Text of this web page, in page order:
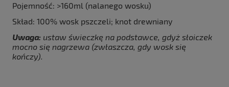
Pojemność: >160ml (nalanego wosku)
Skład: 100% wosk pszczeli; knot drewniany
Uwaga: ustaw świeczkę na podstawce, gdyż słoiczek
mocno się nagrzewa (zwłaszcza, gdy wosk się
kończy).